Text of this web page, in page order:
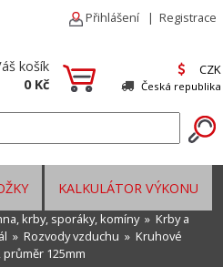
Přihlášení | Registrace
košík
0 Kč
CZK
Česká republika
KALKULÁTOR VÝKONU
krby, sporáky, komíny» Krby a
» Rozvody vzduchu » Kruhové
průměr 125mm